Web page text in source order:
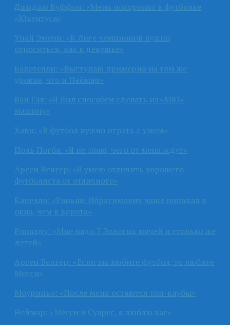
Джиджи Буффон: «Меня похоронят в футболке
«Ювентуса»
Унай Эмери: «К Лиге чемпионов нужно
относиться, как к девушке»
Балотелли: «Выступаю примерно на том же
уровне, что и Неймар»
Ван Гал: «Я был способен сделать из «МЮ»
машину»
Хави: «В футбол нужно играть с умом»
Поль Погба: «Я не знаю, чего от меня ждут»
Арсен Венгер: «Я умею отличить хорошего
футболиста от отличного»
Капелло: «Раньше Ибрагимович чаще попадал в
окна, чем в ворота»
Роналду: «Мне надо 7 Золотых мячей и столько же
детей»
Арсен Венгер: «Если вы любите футбол, то любите
Месси»
Моуриньо: «После меня остаются топ-клубы»
Неймар: «Месси и Суарес, я люблю вас»